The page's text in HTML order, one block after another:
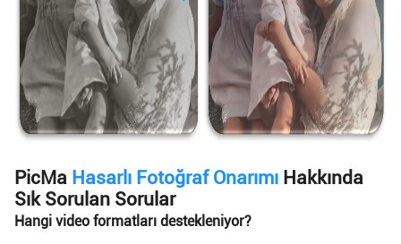
PicMa Hasarlı Fotoğraf Onarımı Hakkında
Sık Sorulan Sorular
Hangi video formatları destekleniyor?